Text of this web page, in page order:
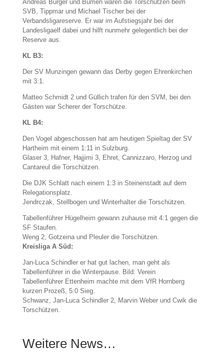
Andreas Burger und Bumen waren die Torschützen beim
SVB, Tippmar und Michael Tischer bei der
Verbandsligareserve. Er war im Aufstiegsjahr bei der
Landesligaelf dabei und hilft nunmehr gelegentlich bei der
Reserve aus.
KL B3:
Der SV Munzingen gewann das Derby gegen Ehrenkirchen
mit 3:1.
Matteo Schmidt 2 und Güllich trafen für den SVM, bei den
Gästen war Scherer der Torschütze.
KL B4:
Den Vogel abgeschossen hat am heutigen Spieltag der SV
Hartheim mit einem 1:11 in Sulzburg.
Glaser 3, Hafner, Hajjimi 3, Ehret, Cannizzaro, Herzog und
Cantareul die Torschützen.
Die DJK Schlatt nach einem 1:3 in Steinenstadt auf dem
Relegationsplatz.
Jendrczak, Stellbogen und Winterhalter die Torschützen.
Tabellenführer Hügelheim gewann zuhause mit 4:1 gegen die
SF Staufen.
Weng 2, Gotzeina und Pleuler die Torschützen.
Kreisliga A Süd:
Jan-Luca Schindler er hat gut lachen, man geht als
Tabellenführer in die Winterpause. Bild: Verein
Tabellenführer Ettenheim machte mit dem VfR Hornberg
kurzen Prozeß, 5:0 Sieg.
Schwanz, Jan-Luca Schindler 2, Marvin Weber und Cwik die
Torschützen.
Weitere News…